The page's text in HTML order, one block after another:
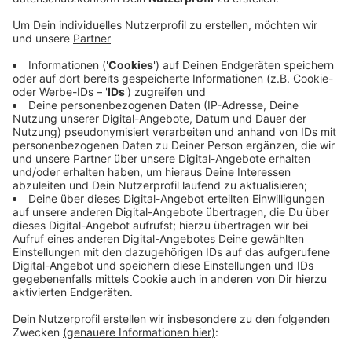
Verletzt wurde niemand - eine Mitarbeiterin, in deren
Büro durch den Aufprall eine Scheibe zerborsten war,
kam mit dem Schrecken davon. Das Monheimer
Rathaus war daraufhin auf allen Ebenen geräumt
worden. Ein Feuerwehrtrupp sägte den Haken des
Krans wieder frei, sodass er herausgezogen werden
konnte. Ein Statiker hat inzwischen auch bestätigt,
dass das Dach weiter tragfähig bleibt. Jetzt wird es
provisorisch abgedichtet und gesichert und die
Arbeiten an Monheimes neuer Mitte gehen weiter,
heißt es von der Stadt.
Anzeige